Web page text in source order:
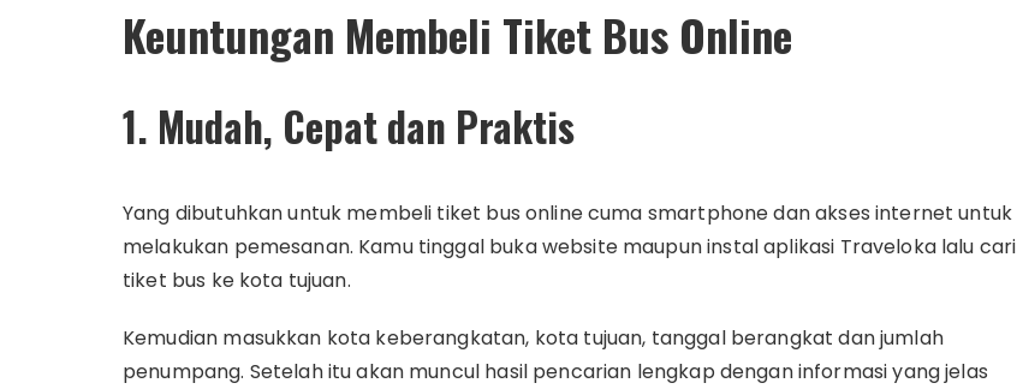
Keuntungan Membeli Tiket Bus Online
1. Mudah, Cepat dan Praktis
Yang dibutuhkan untuk membeli tiket bus online cuma smartphone dan akses internet untuk
melakukan pemesanan. Kamu tinggal buka website maupun instal aplikasi Traveloka lalu cari
tiket bus ke kota tujuan.
Kemudian masukkan kota keberangkatan, kota tujuan, tanggal berangkat dan jumlah
penumpang. Setelah itu akan muncul hasil pencarian lengkap dengan informasi yang jelas